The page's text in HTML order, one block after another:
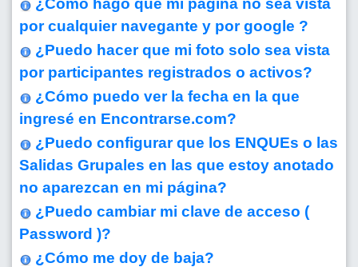
¿Cómo hago que mi página no sea vista
por cualquier navegante y por google ?
¿Puedo hacer que mi foto solo sea vista
por participantes registrados o activos?
¿Cómo puedo ver la fecha en la que
ingresé en Encontrarse.com?
¿Puedo configurar que los ENQUEs o las
Salidas Grupales en las que estoy anotado
no aparezcan en mi página?
¿Puedo cambiar mi clave de acceso (
Password )?
¿Cómo me doy de baja?